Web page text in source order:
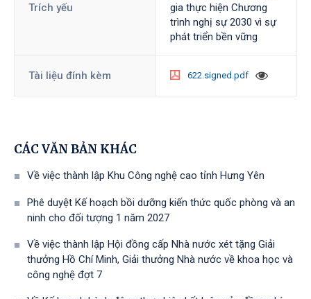
Trích yếu
gia thực hiện Chương
trình nghị sự 2030 vì sự
phát triển bền vững
Tài liệu đính kèm 622.signed.pdf
CÁC VĂN BẢN KHÁC
Về việc thành lập Khu Công nghệ cao tỉnh Hưng Yên
Phê duyệt Kế hoạch bồi dưỡng kiến thức quốc phòng và an
ninh cho đối tượng 1 năm 2027
Về việc thành lập Hội đồng cấp Nhà nước xét tặng Giải
thưởng Hồ Chí Minh, Giải thưởng Nhà nước về khoa học và
công nghệ đợt 7